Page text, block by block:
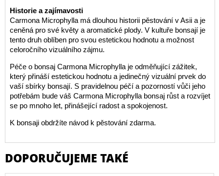
Historie a zajímavosti
Carmona Microphylla má dlouhou historii pěstování v Asii a je
ceněná pro své květy a aromatické plody. V kultuře bonsají je
tento druh oblíben pro svou estetickou hodnotu a možnost
celoročního vizuálního zájmu.
Péče o bonsaj Carmona Microphylla je odměňující zážitek,
který přináší estetickou hodnotu a jedinečný vizuální prvek do
vaší sbírky bonsají. S pravidelnou péčí a pozorností vůči jeho
potřebám bude váš Carmona Microphylla bonsaj růst a rozvíjet
se po mnoho let, přinášející radost a spokojenost.
K bonsaji obdržíte návod k pěstování zdarma.
DOPORUČUJEME TAKÉ